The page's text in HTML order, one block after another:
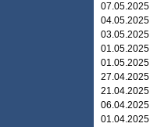
07.05.2025
04.05.2025
03.05.2025
01.05.2025
01.05.2025
27.04.2025
21.04.2025
06.04.2025
01.04.2025